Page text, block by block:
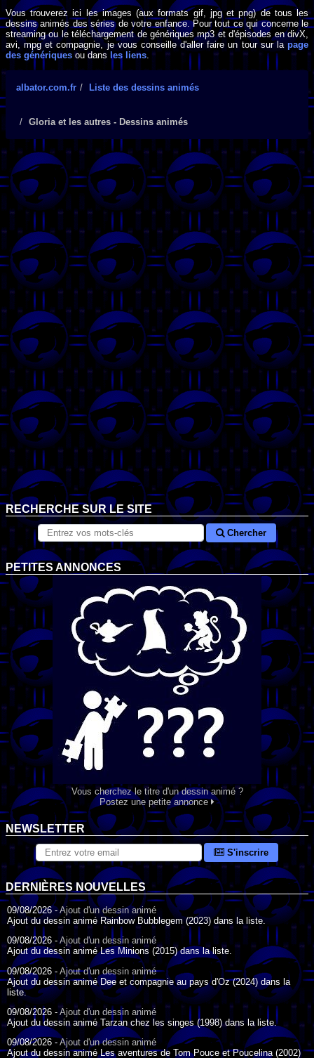
Vous trouverez ici les images (aux formats gif, jpg et png) de tous les
dessins animés des séries de votre enfance. Pour tout ce qui concerne le
streaming ou le téléchargement de génériques mp3 et d'épisodes en divX,
avi, mpg et compagnie, je vous conseille d'aller faire un tour sur lapage
des génériques ou dans les liens.
albator.com.fr Liste des dessins animés
Gloria et les autres - Dessins animés
RECHERCHE SUR LE SITE
Chercher
PETITES ANNONCES
Vous cherchez le titre d'un dessin animé ?
Postez une petite annonce
NEWSLETTER
S'inscrire
DERNIÈRES NOUVELLES
09/08/2026 -Ajout d'un dessin animé
Ajout du dessin animé Rainbow Bubblegem (2023) dans la liste.
09/08/2026 - Ajout d'un dessin animé
Ajout du dessin animé Les Minions (2015) dans la liste.
09/08/2026 - Ajout d'un dessin animé
Ajout du dessin animé Dee et compagnie au pays d'Oz (2024) dans la
liste.
09/08/2026 - Ajout d'un dessin animé
Ajout du dessin animé Tarzan chez les singes (1998) dans la liste.
09/08/2026 - Ajout d'un dessin animé
Ajout du dessin animé Les aventures de Tom Pouce et Poucelina (2002)